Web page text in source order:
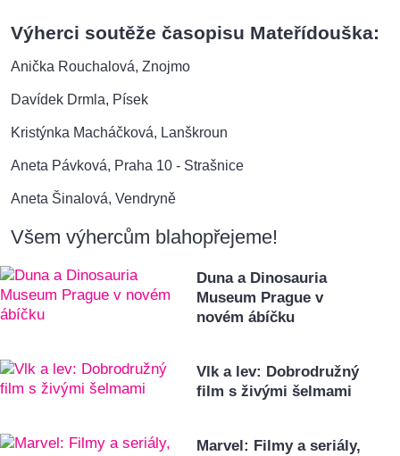
Výherci soutěže časopisu Mateřídouška:
Anička Rouchalová, Znojmo
Davídek Drmla, Písek
Kristýnka Macháčková, Lanškroun
Aneta Pávková, Praha 10 - Strašnice
Aneta Šinalová, Vendryně
Všem výhercům blahopřejeme!
Duna a Dinosauria
Museum Prague v
novém ábíčku
Vlk a lev: Dobrodružný
film s živými šelmami
Marvel: Filmy a seriály,